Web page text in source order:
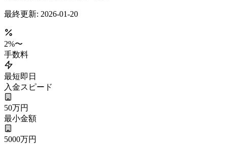
最終更新: 2026-01-20
2%〜
手数料
最短即日
入金スピード
50万円
最小金額
5000万円